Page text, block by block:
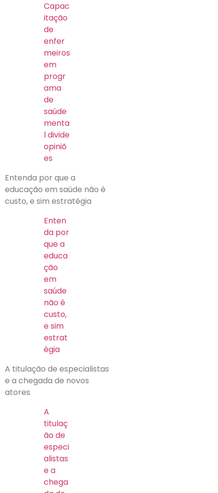
Capac
itação
de
enfer
meiros
em
progr
ama
de
saúde
menta
l divide
opiniõ
es
Entenda por que a
educação em saúde não é
custo, e sim estratégia
Enten
da por
que a
educa
ção
em
saúde
não é
custo,
e sim
estrat
égia
A titulação de especialistas
e a chegada de novos
atores
A
titulaç
ão de
especi
alistas
e a
chega